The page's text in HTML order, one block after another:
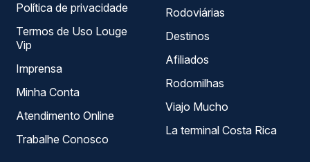
Política de privacidade
Termos de Uso Louge
Vip
Imprensa
Minha Conta
Atendimento Online
Trabalhe Conosco
Rodoviárias
Destinos
Afiliados
Rodomilhas
Viajo Mucho
La terminal Costa Rica